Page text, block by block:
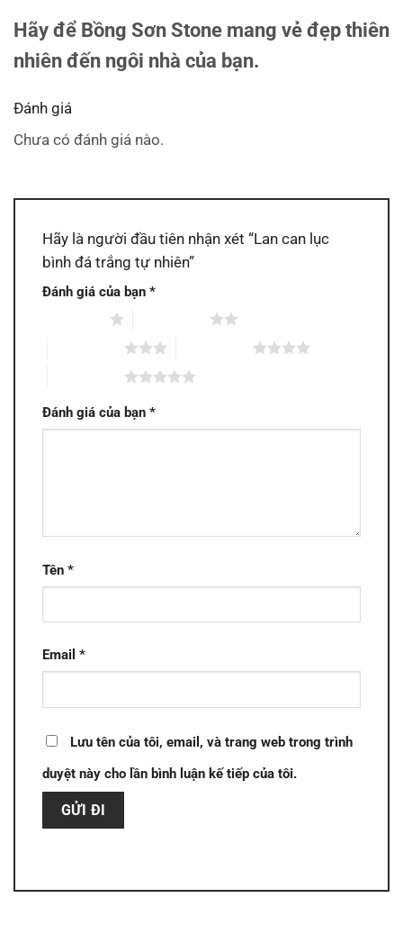
Hãy để Bồng Sơn Stone mang vẻ đẹp thiên
nhiên đến ngôi nhà của bạn.
Đánh giá
Chưa có đánh giá nào.
Hãy là người đầu tiên nhận xét “Lan can lục
bình đá trắng tự nhiên”
Đánh giá của bạn *
Đánh giá của bạn *
Tên *
Email *
Lưu tên của tôi, email, và trang web trong trình
duyệt này cho lần bình luận kế tiếp của tôi.